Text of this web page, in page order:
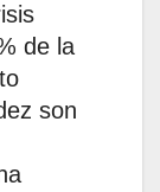
de la
son